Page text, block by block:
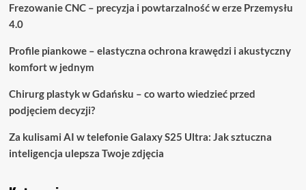
Frezowanie CNC – precyzja i powtarzalność w erze Przemysłu
4.0
Profile piankowe – elastyczna ochrona krawędzi i akustyczny
komfort w jednym
Chirurg plastyk w Gdańsku – co warto wiedzieć przed
podjęciem decyzji?
Za kulisami AI w telefonie Galaxy S25 Ultra: Jak sztuczna
inteligencja ulepsza Twoje zdjęcia